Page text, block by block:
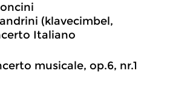
(klavecimbel,
Italiano
musicale, op.6, nr.1